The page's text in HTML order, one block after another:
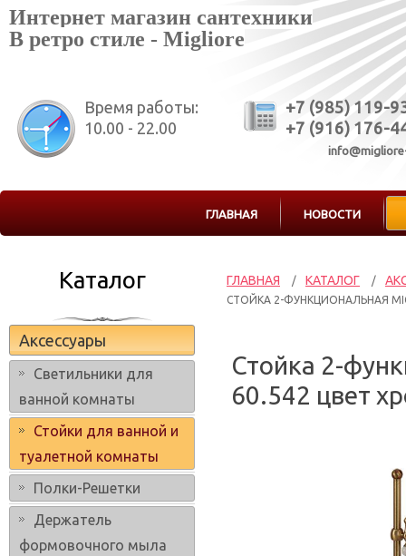
Интернет магазин сантехники
В ретро стиле - Migliore
Время работы:
10.00 - 22.00
+7 (985) 119-
+7 (916) 176-
ГЛАВНАЯ НОВОСТИ
Каталог
Аксессуары
Светильники для
ванной комнаты
Стойки для ванной и
туалетной комнаты
Полки-Решетки
Держатель
формовочного мыла
ГЛАВНАЯ / КАТАЛОГ /
СТОЙКА 2-ФУНКЦИОНАЛЬНАЯ
Стойка 2-
60.542 цвет